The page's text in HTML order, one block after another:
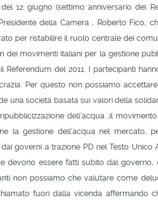
12 giugno (settimo anniversario del
della Camera , Roberto Fico,
per ristabilire il ruolo centrale dei
movimenti italiani per la gestione
del 2011. I partecipanti
Per questo non possiamo
società basata sui valori della
dell’acqua ,il
la gestione dell’acqua nel mercato,
governi a trazione PD nel Testo Unico
devono essere fatti subito dal governo,
non possiamo che valutare come
fuori dalla vicenda affermando